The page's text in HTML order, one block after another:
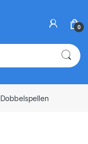
0
Dobbelspellen